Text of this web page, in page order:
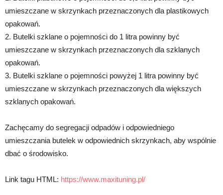
umieszczane w skrzynkach przeznaczonych dla plastikowych
opakowań.
2. Butelki szklane o pojemności do 1 litra powinny być
umieszczane w skrzynkach przeznaczonych dla szklanych
opakowań.
3. Butelki szklane o pojemności powyżej 1 litra powinny być
umieszczane w skrzynkach przeznaczonych dla większych
szklanych opakowań.
Zachęcamy do segregacji odpadów i odpowiedniego
umieszczania butelek w odpowiednich skrzynkach, aby wspólnie
dbać o środowisko.
Link tagu HTML: https://www.maxituning.pl/